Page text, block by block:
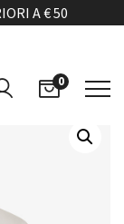
A € 50
0